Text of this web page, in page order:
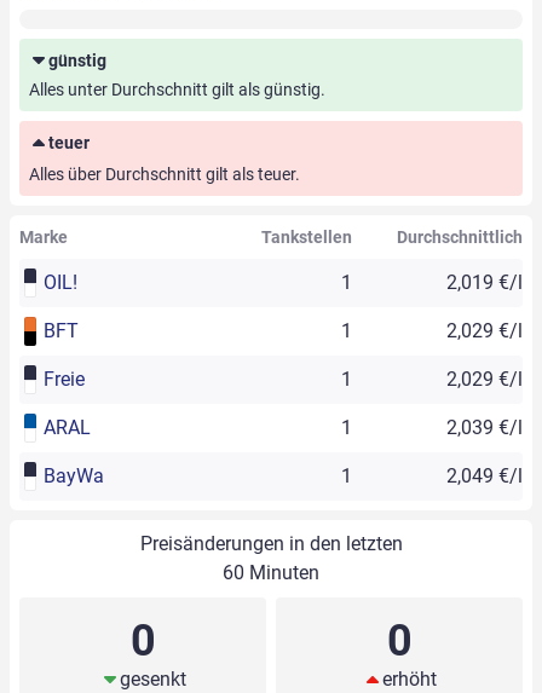
günstig
Alles unter Durchschnitt gilt als günstig.
teuer
Alles über Durchschnitt gilt als teuer.
Marke Tankstellen Durchschnittlich
OIL! 1 2,019 €/l
BFT 1 2,029 €/l
Freie 1 2,029 €/l
ARAL 1 2,039 €/l
BayWa 1 2,049 €/l
Preisänderungen in den letzten
60 Minuten
0
gesenkt
0
erhöht